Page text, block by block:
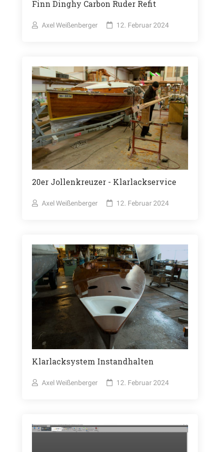
Finn Dinghy Carbon Ruder Refit
Axel Weißenberger 12. Februar 2024
20er Jollenkreuzer - Klarlackservice
Axel Weißenberger 12. Februar 2024
Klarlacksystem Instandhalten
Axel Weißenberger 12. Februar 2024